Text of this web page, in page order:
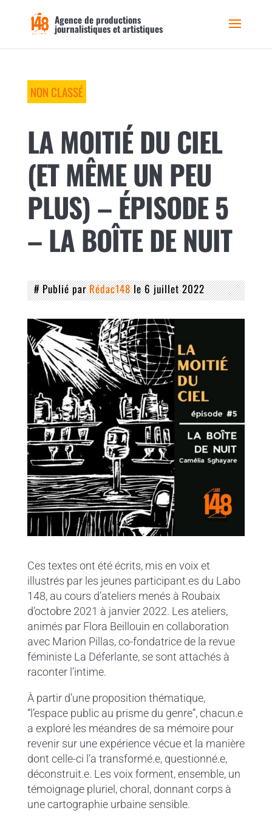
Agence de productions
journalistiques et artistiques
NON CLASSÉ
LA MOITIÉ DU CIEL
(ET MÊME UN PEU
PLUS) – ÉPISODE 5
– LA BOÎTE DE NUIT
# Publié parRédac148le 6 juillet 2022
Ces textes ont été écrits, mis en voix et
illustrés par les jeunes participant.es du Labo
148, au cours d’ateliers menés à Roubaix
d’octobre 2021 à janvier 2022. Les ateliers,
animés par Flora Beillouin en collaboration
avec Marion Pillas, co-fondatrice de la revue
féministe La Déferlante, se sont attachés à
raconter l’intime.
À partir d’une proposition thématique,
“l’espace public au prisme du genre”, chacun.e
a exploré les méandres de sa mémoire pour
revenir sur une expérience vécue et la manière
dont celle-ci l’a transformé.e, questionné.e,
déconstruit.e. Les voix forment, ensemble, un
témoignage pluriel, choral, donnant corps à
une cartographie urbaine sensible.